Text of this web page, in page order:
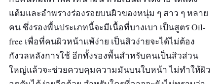
แต้มและอำพรางร่องรอยบนผิวของหนุ่ม ๆ สาว ๆ หลาย
คน ซึ่งรองพื้นประเภทนี้จะมีเนื้อที่บางเบา เป็นสูตร Oil-
free เพื่อที่คนผิวหน้าแพ้ง่าย เป็นสิวง่ายจะได้ไม่ต้อง
กังวลหลังการใช้ อีกทั้งรองพื้นสำหรับคนเป็นสิวส่วน
ใหญ่แล้วจะช่วยควบคุมความมันบนใบหน้า ไม่ทำให้ผิว